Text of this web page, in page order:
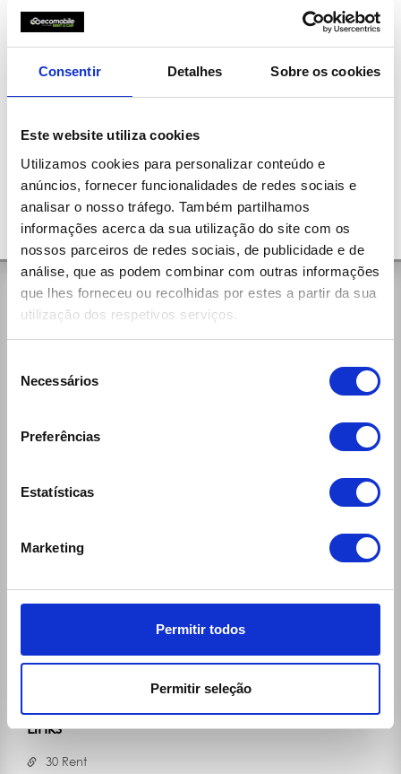
Consentir Detalhes Sobre os cookies
Este website utiliza cookies
Utilizamos cookies para personalizar conteúdo e
anúncios, fornecer funcionalidades de redes sociais e
analisar o nosso tráfego. Também partilhamos
informações acerca da sua utilização do site com os
nossos parceiros de redes sociais, de publicidade e de
análise, que as podem combinar com outras informações
que lhes forneceu ou recolhidas por estes a partir da sua
utilização dos respetivos serviços.
Necessários
Preferências
Estatísticas
Marketing
Permitir todos
Permitir seleção
General Contacts
(+351) 256 100 261 (national call)
Saturdays:
Links
30 Rent